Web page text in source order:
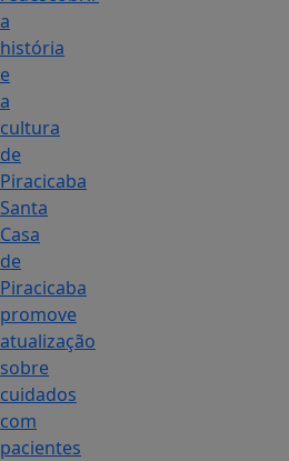
a
história
e
a
cultura
de
Piracicaba
Santa
Casa
de
Piracicaba
promove
atualização
sobre
cuidados
com
pacientes